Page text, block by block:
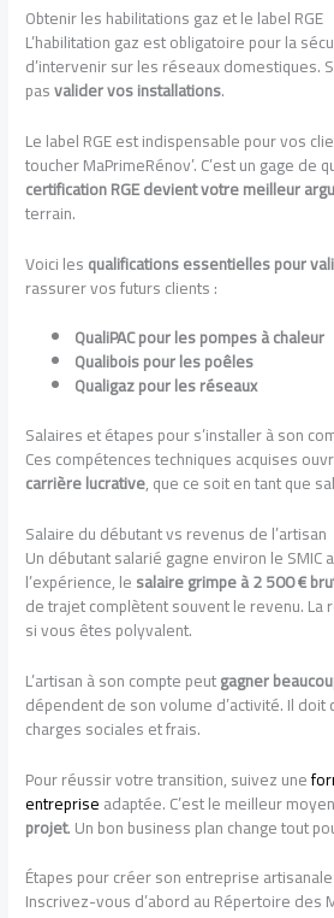
Obtenir les habilitations gaz et le label RGE
L’habilitation gaz est obligatoire pour la
d’intervenir sur les réseaux domestiques.
pasvalider vos installations.
Le label RGE est indispensable pour vos
toucher MaPrimeRénov’. C’est un gage de
certification RGE devient votre meilleur
terrain.
Voici lesqualifications essentielles pour
rassurer vos futurs clients :
QualiPAC pour les pompes à chaleur
Qualibois pour les poêles
Qualigaz pour les réseaux
Salaires et étapes pour s’installer à son
Ces compétences techniques acquises
carrière lucrative, que ce soit en tant que
Salaire du débutant vs revenus de l’artisan
Un débutant salarié gagne environ le SMIC
l’expérience, lesalaire grimpe à 2 500 €
de trajet complètent souvent le revenu.
si vous êtes polyvalent.
L’artisan à son compte peutgagner
dépendent de son volume d’activité. Il
charges sociales et frais.
Pour réussir votre transition, suivez une
entrepriseadaptée. C’est le meilleur
projet. Un bon business plan change tout
Étapes pour créer son entreprise artisanale
Inscrivez-vous d’abord au Répertoire des